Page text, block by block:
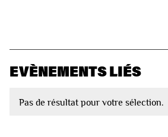
EVÈNEMENTS LIÉS
Pas de résultat pour votre sélection.